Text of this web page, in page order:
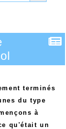
terminés
du type
à
qu'était un